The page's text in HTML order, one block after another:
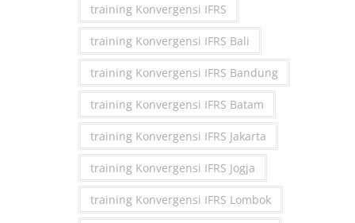
training Konvergensi IFRS
training Konvergensi IFRS Bali
training Konvergensi IFRS Bandung
training Konvergensi IFRS Batam
training Konvergensi IFRS Jakarta
training Konvergensi IFRS Jogja
training Konvergensi IFRS Lombok